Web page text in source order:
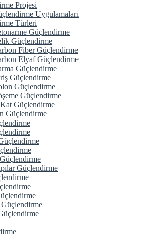
Projesi
Uygulamaları
Türleri
Güçlendirme
Güçlendirme
Fiber Güçlendirme
Elyaf Güçlendirme
Güçlendirme
Güçlendirme
Güçlendirme
Güçlendirme
Güçlendirme
Güçlendirme
Güçlendirme